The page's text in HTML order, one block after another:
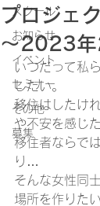
スクール
お知らせ
イベント
セミナー
その他
募集
プロジェ
～2023年
いつだって私
したい。
移住はしたけ
や不安を感じ
移住者ならで
り…
そんな女性同
場所を作りた